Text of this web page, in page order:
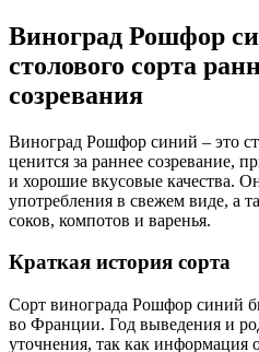
Виноград Рошфор
столового сорта
созревания
Виноград Рошфор синий – это
ценится за раннее созревание,
и хорошие вкусовые качества.
употребления в свежем виде, а
соков, компотов и варенья.
Краткая история сорта
Сорт винограда Рошфор синий
во Франции. Год выведения и
уточнения, так как информация